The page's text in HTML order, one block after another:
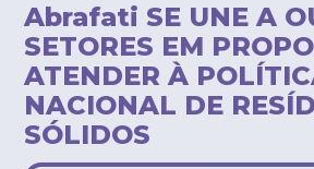
Abrafati SE UNE A
SETORES EM
ATENDER À
NACIONAL DE
SÓLIDOS